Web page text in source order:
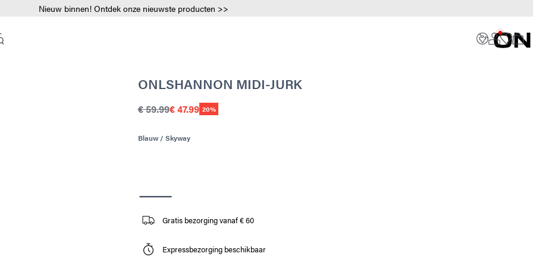
Nieuw binnen! Ontdek onze nieuwste producten >>
ONLSHANNON MIDI-JURK
€ 59.99€ 47.99 20%
Blauw / Skyway
Gratis bezorging vanaf € 60
Expressbezorging beschikbaar